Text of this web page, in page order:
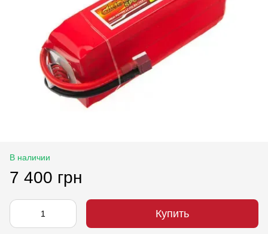
В наличии
7 400 грн
Купить